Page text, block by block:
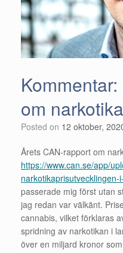
om
Posted on 12 oktober,
Årets CAN-rapport om
https://www.can.se/app/
passerade mig först utan
jag redan var välkänt.
cannabis, vilket förklaras
spridning av narkotikan i
över en miljard kronor